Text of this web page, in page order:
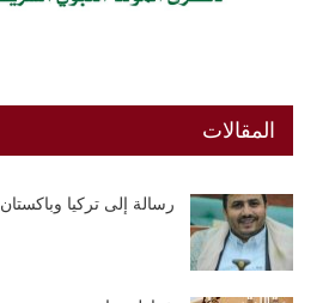
المقالات
رسالة إلى تركيا وباكستان